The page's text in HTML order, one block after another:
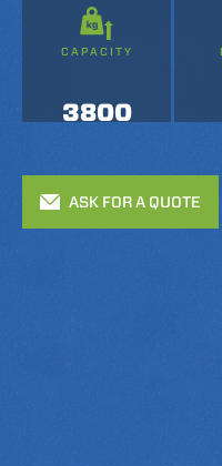
CAPACITY
3800
ASK FOR A QUOTE